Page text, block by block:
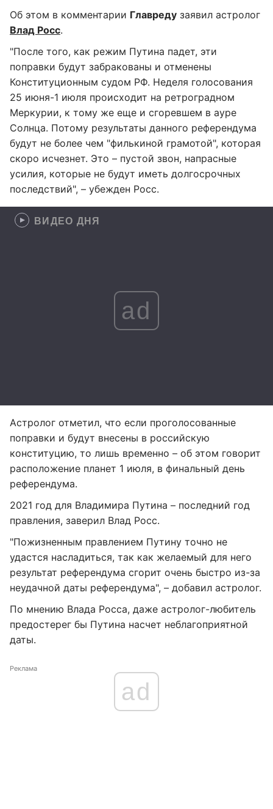
Об этом в комментарии Главреду заявил астролог
Влад Росс.
"После того, как режим Путина падет, эти
поправки будут забракованы и отменены
Конституционным судом РФ. Неделя голосования
25 июня-1 июля происходит на ретроградном
Меркурии, к тому же еще и сгоревшем в ауре
Солнца. Потому результаты данного референдума
будут не более чем "филькиной грамотой", которая
скоро исчезнет. Это – пустой звон, напрасные
усилия, которые не будут иметь долгосрочных
последствий", – убежден Росс.
ВИДЕО ДНЯ
ad
Астролог отметил, что если проголосованные
поправки и будут внесены в российскую
конституцию, то лишь временно – об этом говорит
расположение планет 1 июля, в финальный день
референдума.
2021 год для Владимира Путина – последний год
правления, заверил Влад Росс.
"Пожизненным правлением Путину точно не
удастся насладиться, так как желаемый для него
результат референдума сгорит очень быстро из-за
неудачной даты референдума", – добавил астролог.
По мнению Влада Росса, даже астролог-любитель
предостерег бы Путина насчет неблагоприятной
даты.
Реклама
ad